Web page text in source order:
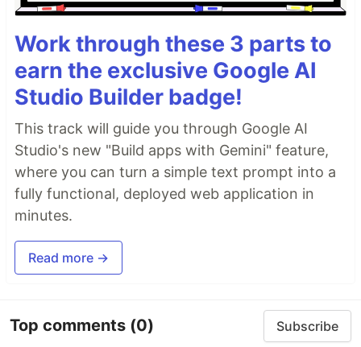
架构(包括大型机、普通PC机以及树莓派等开发板)运
使用方法
你需要fork本仓库，之后在你fork的仓库中创建相关
Actions Secret并进行相关设置(按下图所示点击1，2，
3的次序，即可进入新建Actions secrets的界面):
你可以从以下三个推送平台中任选一个或多个来接受推
PushPlus(推荐)
token，创建一个Name为
，value为您的
token值的Actions secret，就可以进行一对一推送信
Work through these 3 parts to
earn the exclusive Google AI
Studio Builder badge!
This track will guide you through Google AI
Studio's new "Build apps with Gemini" feature,
where you can turn a simple text prompt into a
fully functional, deployed web application in
minutes.
Read more →
Top comments (0) Subscribe